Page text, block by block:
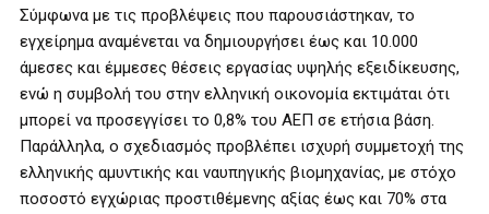
Σύμφωνα με τις προβλέψεις που παρουσιάστηκαν, το
εγχείρημα αναμένεται να δημιουργήσει έως και 10.000
άμεσες και έμμεσες θέσεις εργασίας υψηλής εξειδίκευσης,
ενώ η συμβολή του στην ελληνική οικονομία εκτιμάται ότι
μπορεί να προσεγγίσει το 0,8% του ΑΕΠ σε ετήσια βάση.
Παράλληλα, ο σχεδιασμός προβλέπει ισχυρή συμμετοχή της
ελληνικής αμυντικής και ναυπηγικής βιομηχανίας, με στόχο
ποσοστό εγχώριας προστιθέμενης αξίας έως και 70% στα